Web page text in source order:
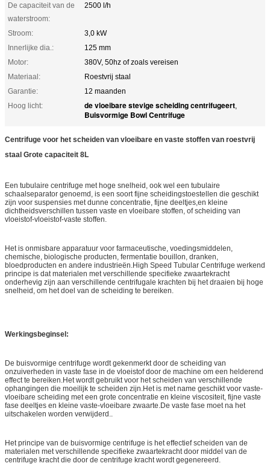
De capaciteit van de
waterstroom:
2500 l/h
Stroom:
3,0 kW
Innerlijke dia.:
125 mm
Motor:
380V, 50hz of zoals vereisen
Materiaal:
Roestvrij staal
Garantie:
12 maanden
Hoog licht:
de vloeibare stevige scheiding centrifugeert,
Buisvormige Bowl Centrifuge
Centrifuge voor het scheiden van vloeibare en vaste stoffen van roestvrij
staal Grote capaciteit 8L
Een tubulaire centrifuge met hoge snelheid, ook wel een tubulaire
schaalseparator genoemd, is een soort fijne scheidingstoestellen die geschikt
zijn voor suspensies met dunne concentratie, fijne deeltjes,en kleine
dichtheidsverschillen tussen vaste en vloeibare stoffen, of scheiding van
vloeistof-vloeistof-vaste stoffen.
Het is onmisbare apparatuur voor farmaceutische, voedingsmiddelen,
chemische, biologische producten, fermentatie bouillon, dranken,
bloedproducten en andere industrieën.High Speed Tubular Centrifuge werkend
principe is dat materialen met verschillende specifieke zwaartekracht
onderhevig zijn aan verschillende centrifugale krachten bij het draaien bij hoge
snelheid, om het doel van de scheiding te bereiken.
Werkingsbeginsel:
De buisvormige centrifuge wordt gekenmerkt door de scheiding van
onzuiverheden in vaste fase in de vloeistof door de machine om een helderend
effect te bereiken.Het wordt gebruikt voor het scheiden van verschillende
ophangingen die moeilijk te scheiden zijn.Het is met name geschikt voor vaste-
vloeibare scheiding met een grote concentratie en kleine viscositeit, fijne vaste
fase deeltjes en kleine vaste-vloeibare zwaarte.De vaste fase moet na het
uitschakelen worden verwijderd..
Het principe van de buisvormige centrifuge is het effectief scheiden van de
materialen met verschillende specifieke zwaartekracht door middel van de
centrifuge kracht die door de centrifuge kracht wordt gegenereerd.